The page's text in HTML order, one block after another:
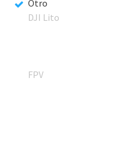
Otro
DJI Lito
FPV